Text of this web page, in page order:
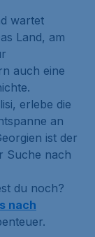
wartet
Land, am
auch eine
erlebe die
an
ist der
Suche nach
du noch?
nach